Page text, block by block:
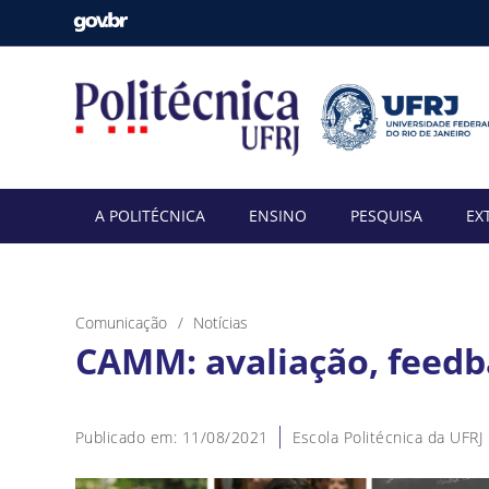
A POLITÉCNICA ENSINO PESQUISA
Comunicação Notícias
CAMM: avaliação,
Publicado em: 11/08/2021 Escola Politécnica da UFRJ